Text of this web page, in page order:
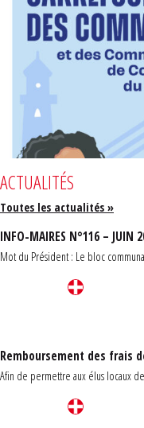
ACTUALITÉS
Toutes les actualités »
INFO-MAIRES N°116 – JUIN
Mot du Président : Le bloc
Remboursement des frais
Afin de permettre aux élus locaux